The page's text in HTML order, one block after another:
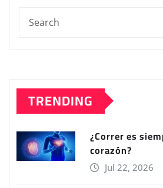
TRENDING
¿Correr es
corazón?
Jul 22, 2026